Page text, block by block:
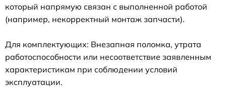
который напрямую связан с выполненной работой
(например, некорректный монтаж запчасти).
Для комплектующих: Внезапная поломка, утрата
работоспособности или несоответствие заявленным
характеристикам при соблюдении условий
эксплуатации.